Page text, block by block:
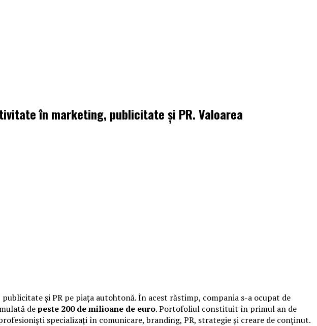
în marketing, publicitate și PR. Valoarea
și PR pe piața autohtonă. În acest răstimp, compania s-a ocupat de
depeste 200 de milioane de euro. Portofoliul constituit în primul an de
specializați în comunicare, branding, PR, strategie și creare de conținut.